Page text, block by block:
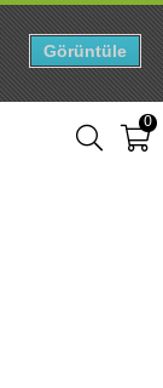
0
Görüntüle